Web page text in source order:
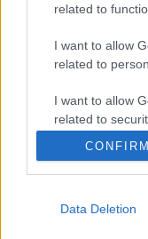
related to
I want to allow
related to
I want to allow
related to
CONFIRM
Data Deletion
KIEMELT